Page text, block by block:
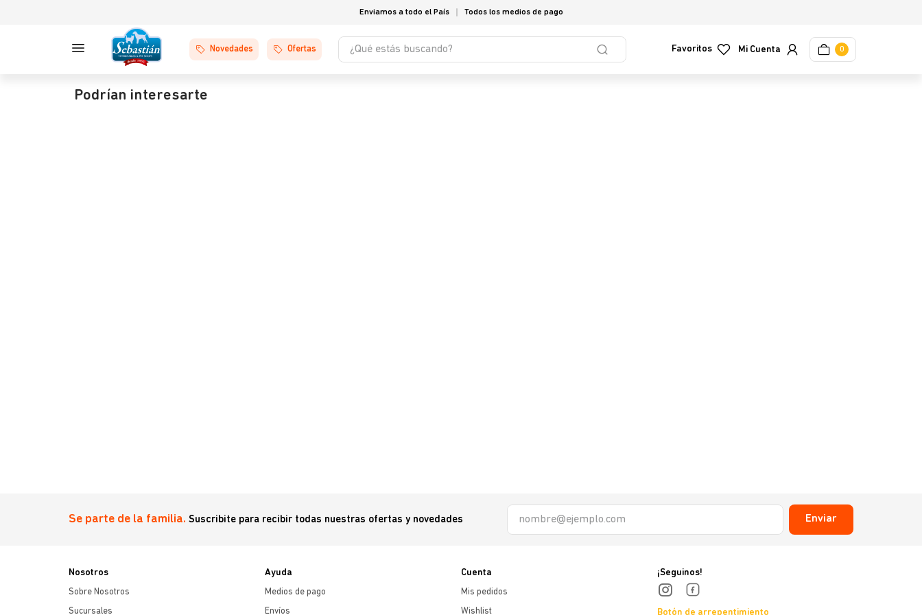
Enviamos a todo el País Todos los medios de pago
Novedades Ofertas
¿Qué estás buscando?
Favoritos 0
Podrían interesarte
Se parte de la familia. Suscribite para recibir todas nuestras ofertas y novedades Enviar
Nosotros
Sobre Nosotros
Sucursales
Ayuda
Medios de pago
Envíos
Cuenta
Mis pedidos
Wishlist
¡Seguinos!
Botón de arrepentimiento